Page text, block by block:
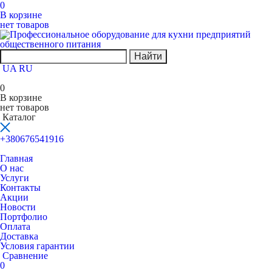
0
В корзине
нет товаров
Найти
UA RU
0
В корзине
нет товаров
Каталог
+380676541916
Главная
О нас
Услуги
Контакты
Акции
Новости
Портфолио
Оплата
Доставка
Условия гарантии
Сравнение
0